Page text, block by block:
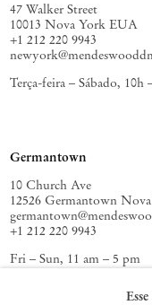
47 Walker Street
10013 Nova York EUA
+1 212 220 9943
Terça-feira – Sábado, 10h
Germantown
10 Church Ave
12526 Germantown
+1 212 220 9943
Fri – Sun, 11 am – 5 pm